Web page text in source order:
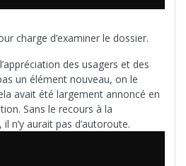
charge d’examiner le dossier.
des usagers et des
un élément nouveau, on le
avait été largement annoncé en
Sans le recours à la
n’y aurait pas d’autoroute.